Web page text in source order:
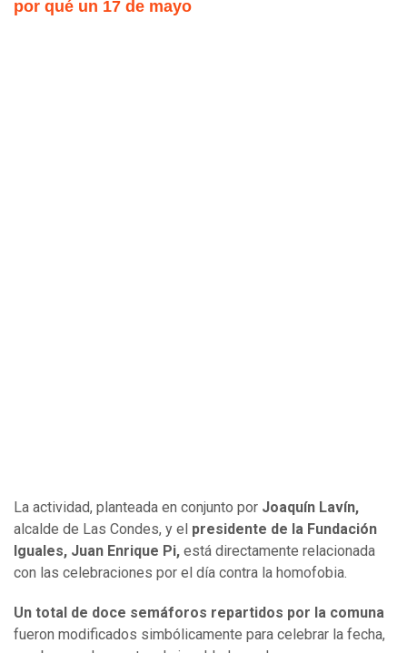
por qué un 17 de mayo
La actividad, planteada en conjunto por Joaquín Lavín,
alcalde de Las Condes, y el presidente de la Fundación
Iguales, Juan Enrique Pi, está directamente relacionada
con las celebraciones por el día contra la homofobia.
Un total de doce semáforos repartidos por la comuna
fueron modificados simbólicamente para celebrar la fecha,